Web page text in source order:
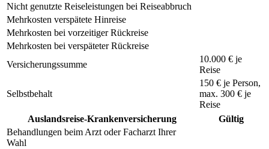
Nicht genutzte Reiseleistungen bei Reiseabbruch
Mehrkosten verspätete Hinreise
Mehrkosten bei vorzeitiger Rückreise
Mehrkosten bei verspäteter Rückreise
Versicherungssumme
10.000 € je
Reise
Selbstbehalt
150 € je Person,
max. 300 € je
Reise
Auslandsreise-Krankenversicherung
Gültig
Behandlungen beim Arzt oder Facharzt Ihrer
Wahl